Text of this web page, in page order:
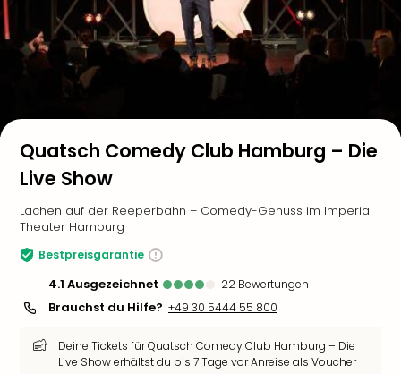
Quatsch Comedy Club Hamburg – Die
Live Show
Lachen auf der Reeperbahn – Comedy-Genuss im Imperial
Theater Hamburg
Bestpreisgarantie
4.1 ausgezeichnet 22 Bewertungen
Brauchst du Hilfe? +49 30 5444 55 800
Deine Tickets für Quatsch Comedy Club Hamburg – Die
Live Show erhältst du bis 7 Tage vor Anreise als Voucher